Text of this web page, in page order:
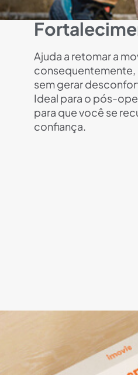
Ajuda a retomar a
sem gerar
Ideal para o pós-
para que você se
confiança.